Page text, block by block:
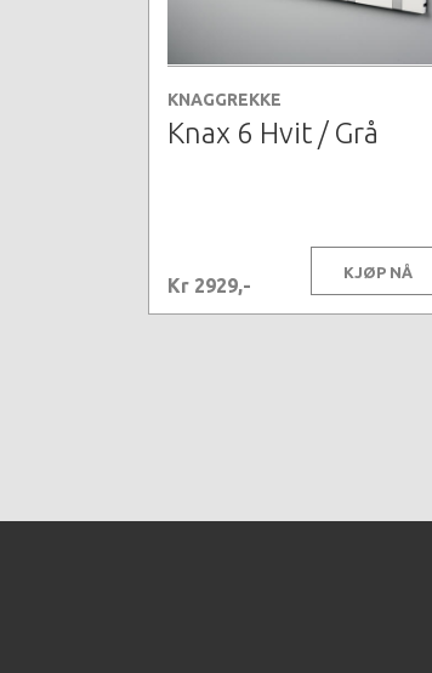
KNAGGREKKE
Knax 6 Hvit / Grå
Kr 2929,-
KJØP NÅ